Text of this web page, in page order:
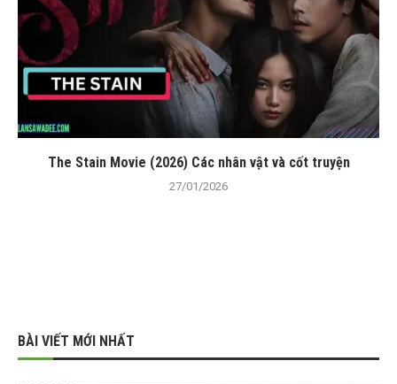
The Stain Movie (2026) Các nhân vật và cốt truyện
27/01/2026
BÀI VIẾT MỚI NHẤT